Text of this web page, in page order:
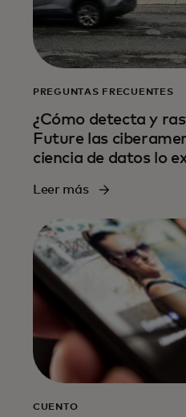
PREGUNTAS FRECUENTES
¿Cómo detecta y
Future las
ciencia de datos lo
Leer más
CUENTO